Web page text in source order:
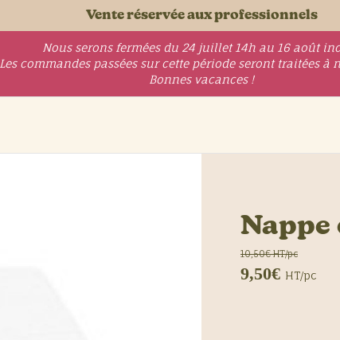
Vente réservée aux professionnels
Nous serons fermées du 24 juillet 14h au 16 août
Les commandes passées sur cette période seront traitées à
Bonnes vacances !
Nappe
10,50€ HT/pc
9,50€ HT/pc